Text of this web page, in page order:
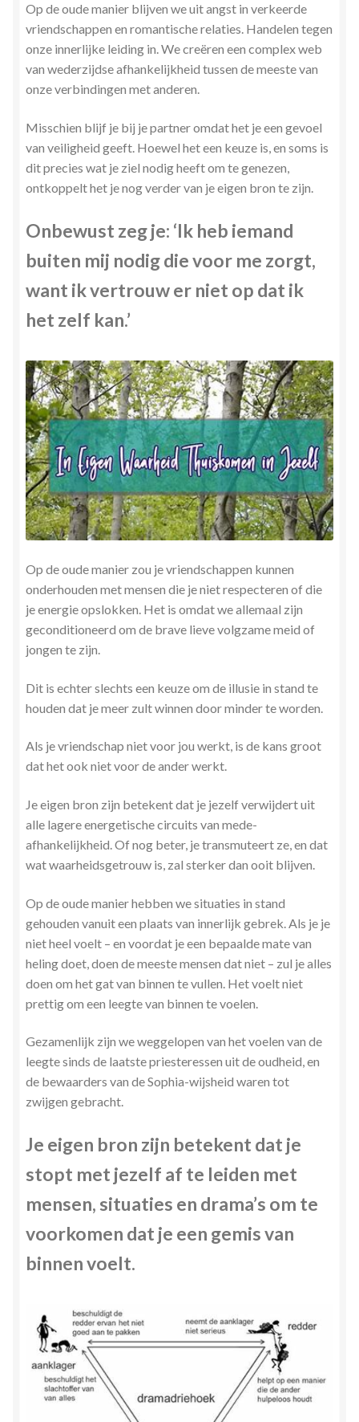
Op de oude manier blijven we uit angst in verkeerde
vriendschappen en romantische relaties. Handelen tegen
onze innerlijke leiding in. We creëren een complex web
van wederzijdse afhankelijkheid tussen de meeste van
onze verbindingen met anderen.
Misschien blijf je bij je partner omdat het je een gevoel
van veiligheid geeft. Hoewel het een keuze is, en soms is
dit precies wat je ziel nodig heeft om te genezen,
ontkoppelt het je nog verder van je eigen bron te zijn.
Onbewust zeg je: ‘Ik heb iemand
buiten mij nodig die voor me zorgt,
want ik vertrouw er niet op dat ik
het zelf kan.’
Op de oude manier zou je vriendschappen kunnen
onderhouden met mensen die je niet respecteren of die
je energie opslokken. Het is omdat we allemaal zijn
geconditioneerd om de brave lieve volgzame meid of
jongen te zijn.
Dit is echter slechts een keuze om de illusie in stand te
houden dat je meer zult winnen door minder te worden.
Als je vriendschap niet voor jou werkt, is de kans groot
dat het ook niet voor de ander werkt.
Je eigen bron zijn betekent dat je jezelf verwijdert uit
alle lagere energetische circuits van mede-
afhankelijkheid. Of nog beter, je transmuteert ze, en dat
wat waarheidsgetrouw is, zal sterker dan ooit blijven.
Op de oude manier hebben we situaties in stand
gehouden vanuit een plaats van innerlijk gebrek. Als je je
niet heel voelt – en voordat je een bepaalde mate van
heling doet, doen de meeste mensen dat niet – zul je alles
doen om het gat van binnen te vullen. Het voelt niet
prettig om een leegte van binnen te voelen.
Gezamenlijk zijn we weggelopen van het voelen van de
leegte sinds de laatste priesteressen uit de oudheid, en
de bewaarders van de Sophia-wijsheid waren tot
zwijgen gebracht.
Je eigen bron zijn betekent dat je
stopt met jezelf af te leiden met
mensen, situaties en drama’s om te
voorkomen dat je een gemis van
binnen voelt.